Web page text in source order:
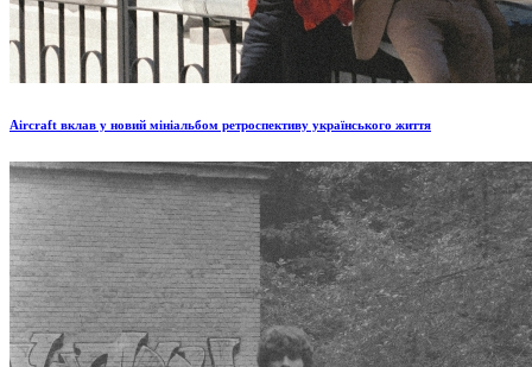
Aircraft вклав у новий мініальбом ретроспективу українського життя